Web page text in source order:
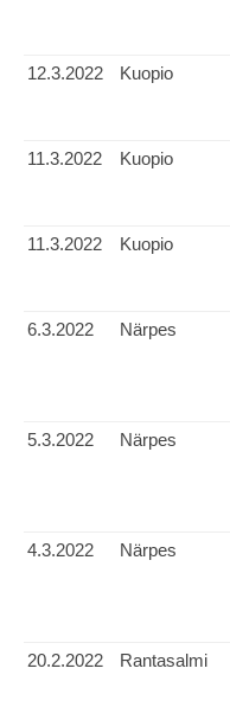
12.3.2022
Kuopio
11.3.2022
Kuopio
11.3.2022
Kuopio
6.3.2022
Närpes
5.3.2022
Närpes
4.3.2022
Närpes
20.2.2022
Rantasalmi